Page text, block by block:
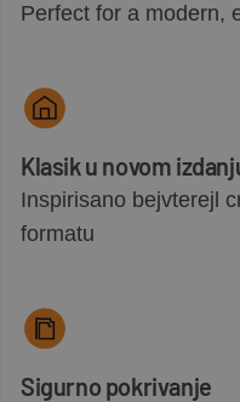
Perfect for a modern,
Klasik u novom
Inspirisano bejvterejl
formatu
Sigurno pokrivanje